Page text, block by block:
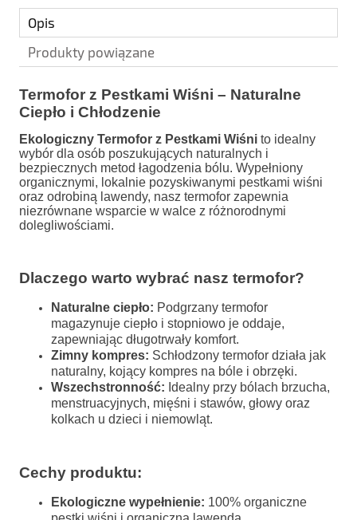
Opis
Produkty powiązane
Termofor z Pestkami Wiśni – Naturalne
Ciepło i Chłodzenie
Ekologiczny Termofor z Pestkami Wiśni to idealny
wybór dla osób poszukujących naturalnych i
bezpiecznych metod łagodzenia bólu. Wypełniony
organicznymi, lokalnie pozyskiwanymi pestkami wiśni
oraz odrobiną lawendy, nasz termofor zapewnia
niezrównane wsparcie w walce z różnorodnymi
dolegliwościami.
Dlaczego warto wybrać nasz termofor?
Naturalne ciepło: Podgrzany termofor
magazynuje ciepło i stopniowo je oddaje,
zapewniając długotrwały komfort.
Zimny kompres: Schłodzony termofor działa jak
naturalny, kojący kompres na bóle i obrzęki.
Wszechstronność: Idealny przy bólach brzucha,
menstruacyjnych, mięśni i stawów, głowy oraz
kolkach u dzieci i niemowląt.
Cechy produktu:
Ekologiczne wypełnienie: 100% organiczne